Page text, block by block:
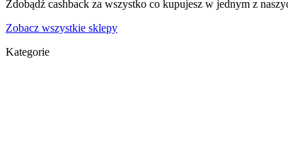
Zdobądź cashback za wszystko co kupujesz w jednym z
Zobacz wszystkie sklepy
Kategorie